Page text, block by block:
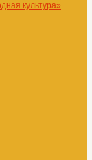
культура»